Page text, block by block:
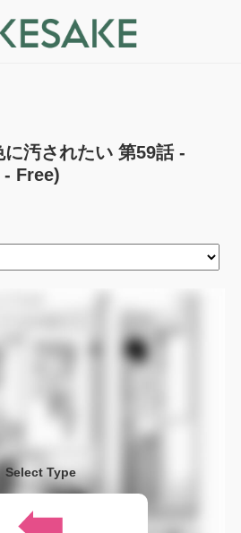
に汚されたい 第59話 -
- Free)
Select Type